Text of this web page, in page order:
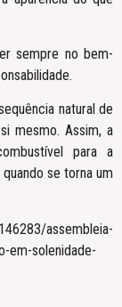
sempre no bem-
natural de
mesmo. Assim, a
para a
se torna um
assembleia-
em-solenidade-